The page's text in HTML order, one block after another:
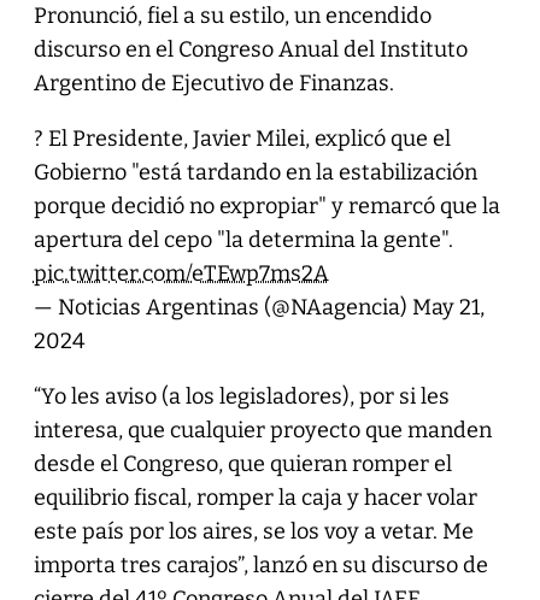
Pronunció, fiel a su estilo, un encendido
discurso en el Congreso Anual del Instituto
Argentino de Ejecutivo de Finanzas.
?️ El Presidente, Javier Milei, explicó que el
Gobierno "está tardando en la estabilización
porque decidió no expropiar" y remarcó que la
apertura del cepo "la determina la gente".
pic.twitter.com/eTEwp7ms2A
— Noticias Argentinas (@NAagencia) May 21,
2024
“Yo les aviso (a los legisladores), por si les
interesa, que cualquier proyecto que manden
desde el Congreso, que quieran romper el
equilibrio fiscal, romper la caja y hacer volar
este país por los aires, se los voy a vetar. Me
importa tres carajos”, lanzó en su discurso de